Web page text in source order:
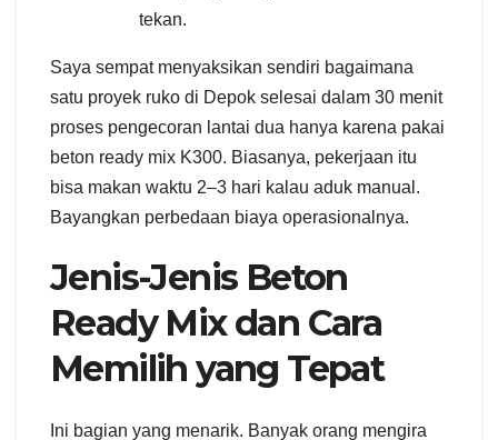
tekan.
Saya sempat menyaksikan sendiri bagaimana
satu proyek ruko di Depok selesai dalam 30 menit
proses pengecoran lantai dua hanya karena pakai
beton ready mix K300. Biasanya, pekerjaan itu
bisa makan waktu 2–3 hari kalau aduk manual.
Bayangkan perbedaan biaya operasionalnya.
Jenis-Jenis Beton
Ready Mix dan Cara
Memilih yang Tepat
Ini bagian yang menarik. Banyak orang mengira